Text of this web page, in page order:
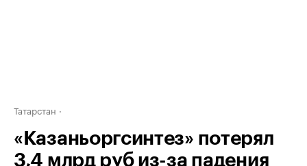
Татарстан
«Казаньоргсинтез» потерял
3,4 млрд руб из-за падения